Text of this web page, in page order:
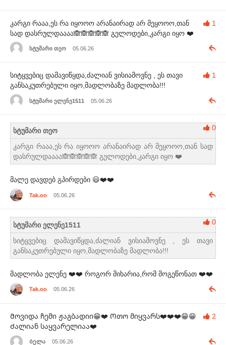
1
კარგი რააა,ეს რა იყოოო არანაირად არ მეყოოო,თან
სად დასრულდაააა🙈🙈🙈🙈🙈 გელოდები,კარგი იყო ❤️
სტუმარი თეო 05.06.26
1
სიტყვებიც დამავიწყდა,ძალიან ვისიამოვნე , ეს თავი
განსაკუთრებული იყო,მადლობაზე მადლობა!!!
სტუმარი ელენე1511 05.06.26
0
სტუმარი თეო
კარგი რააა,ეს რა იყოოო არანაირად არ მეყოოო,თან სად
დასრულდაააა🙈🙈🙈🙈🙈 გელოდები,კარგი იყო ❤️
მალე დავდებ გპირდები 😃❤️❤️
Tak.oo 05.06.26
0
სტუმარი ელენე1511
სიტყვებიც დამავიწყდა,ძალიან ვისიამოვნე , ეს თავი
განსაკუთრებული იყო,მადლობაზე მადლობა!!!
მადლობა ელენე ❤️❤️ როგორ მიხარია,რომ მოგეწონათ ❤️❤️
Tak.oo 05.06.26
2
Მოვიდა ჩემი ჟაგბადიი😁❤️ Ოთო მიყვარს❤️❤️❤️😁😁
Ძალიან საყვარელიაა❤️
Ბელა 05.06.26